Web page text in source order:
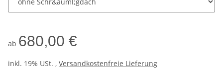
ab 680,00 €
inkl. 19% USt. , Versandkostenfreie Lieferung